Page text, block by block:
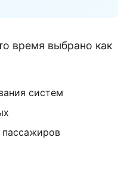
время выбрано как
систем